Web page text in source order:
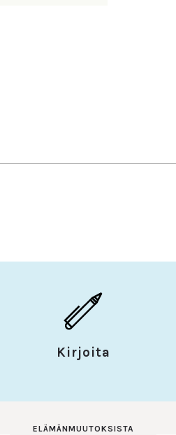
Kirjoita
ELÄMÄNMUUTOKSISTA